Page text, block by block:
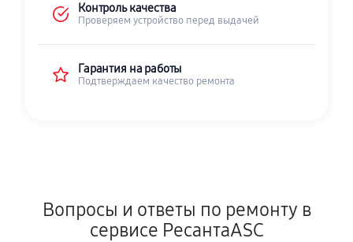
Контроль качества
Проверяем устройство перед выдачей
Гарантия на работы
Подтверждаем качество ремонта
Вопросы и ответы по ремонту в
сервисе РесантаASC